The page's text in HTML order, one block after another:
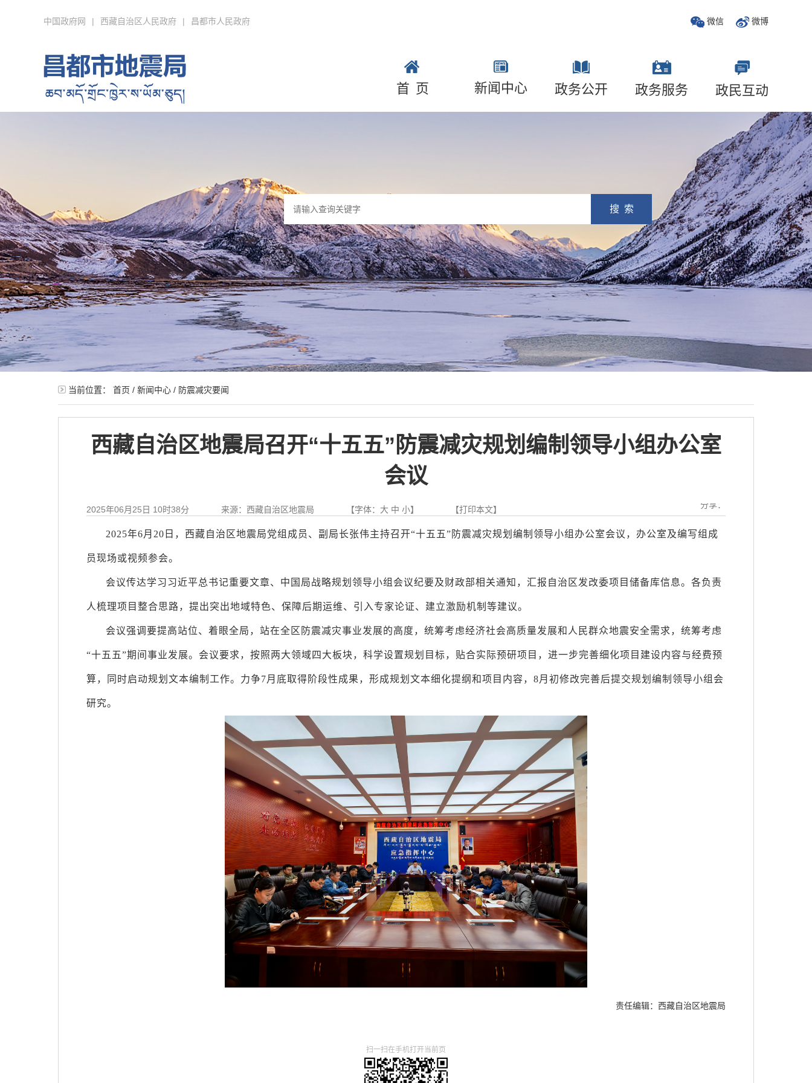
中国政府网 | 西藏自治区人民政府 | 昌都市人民政府 微信 微博
首页 新闻中心 政务公开 政务服务 政民互动
搜 索
当前位置： 首页 / 新闻中心 / 防震减灾要闻
西藏自治区地震局召开“十五五”防震减灾规划编制领导小组办公室
会议
2025年06月25日 10时38分 来源：西藏自治区地震局 【字体： 大 中 小】 【打印本文】 分享：
2025年6月20日，西藏自治区地震局党组成员、副局长张伟主持召开“十五五”防震减灾规划编制领导小组办公室会议，办公室及编写组成
员现场或视频参会。
会议传达学习习近平总书记重要文章、中国局战略规划领导小组会议纪要及财政部相关通知，汇报自治区发改委项目储备库信息。各负责
人梳理项目整合思路，提出突出地域特色、保障后期运维、引入专家论证、建立激励机制等建议。
会议强调要提高站位、着眼全局，站在全区防震减灾事业发展的高度，统筹考虑经济社会高质量发展和人民群众地震安全需求，统筹考虑
“十五五”期间事业发展。会议要求，按照两大领域四大板块，科学设置规划目标，贴合实际预研项目，进一步完善细化项目建设内容与经费预
算，同时启动规划文本编制工作。力争7月底取得阶段性成果，形成规划文本细化提纲和项目内容，8月初修改完善后提交规划编制领导小组会
研究。
责任编辑：西藏自治区地震局
扫一扫在手机打开当前页